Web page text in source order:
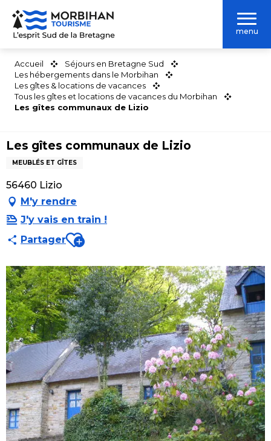
Aller
contenu
menu
Accueil
Séjours en Bretagne Sud
Les hébergements dans le Morbihan
Les gîtes & locations de vacances
Tous les gîtes et locations de vacances du Morbihan
Les gîtes communaux de Lizio
Les gîtes communaux de Lizio
MEUBLÉS ET GÎTES
56460 Lizio
M'y rendre
J'y vais en train !
PartagerAjouter aux favoris